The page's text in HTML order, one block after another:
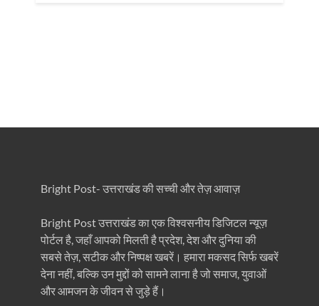
Bright Post- उत्तराखंड की सच्ची और तेज़ आवाज़
Bright Post उत्तराखंड का एक विश्वसनीय डिजिटल न्यूज़
पोर्टल है, जहाँ आपको मिलती है प्रदेश, देश और दुनिया की
सबसे तेज़, सटीक और निष्पक्ष खबरें। हमारा मकसद सिर्फ खबरें
देना नहीं, बल्कि उन मुद्दों को सामने लाना है जो समाज, युवाओं
और आमजन के जीवन से जुड़े हैं।